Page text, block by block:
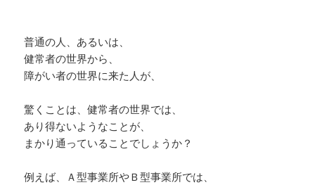
い。
一八さんにとっては、悪い父親では、
自己愛の親だと、幼児虐待なども、
その状態だったのなら、かなり良い方です。
普通の人、あるいは、
健常者の世界から、
障がい者の世界に来た人が、
驚くことは、健常者の世界では、
あり得ないようなことが、
まかり通っていることでしょうか？
例えば、Ａ型事業所やＢ型事業所では、